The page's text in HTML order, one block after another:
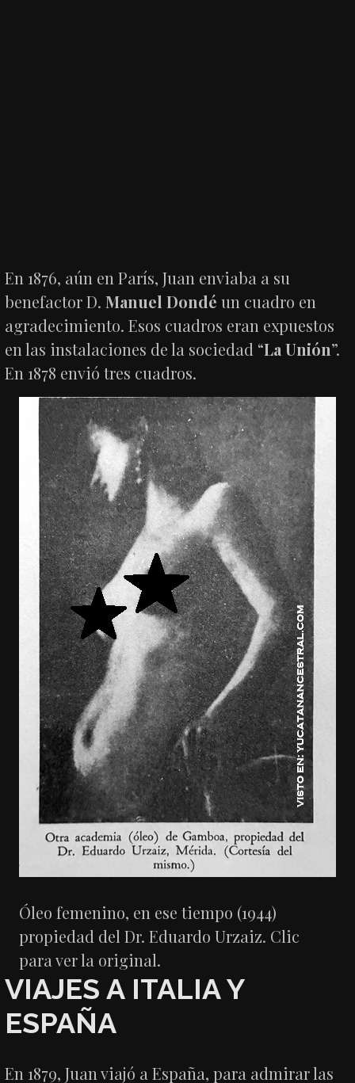
En 1876, aún en París, Juan enviaba a su
benefactor D.Manuel Dondé un cuadro en
agradecimiento. Esos cuadros eran expuestos
en las instalaciones de la sociedad “La Unión”.
En 1878 envió tres cuadros.
Óleo femenino, en ese tiempo (1944)
propiedad del Dr. Eduardo Urzaiz. Clic
para ver la original.
VIAJES A ITALIA Y
ESPAÑA
En 1879, Juan viajó a España, para admirar las